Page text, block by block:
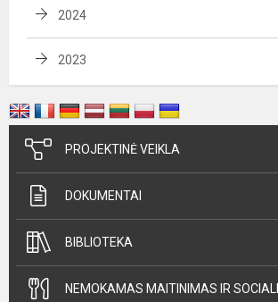
2024
2023
PROJEKTINĖ VEIKLA
DOKUMENTAI
BIBLIOTEKA
NEMOKAMAS MAITINIMAS IR